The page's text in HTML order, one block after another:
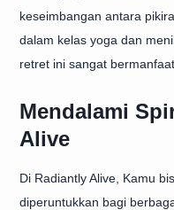
keseimbangan antara
dalam kelas yoga dan
retret ini sangat
Mendalami
Alive
Di Radiantly Alive, Kamu
diperuntukkan bagi